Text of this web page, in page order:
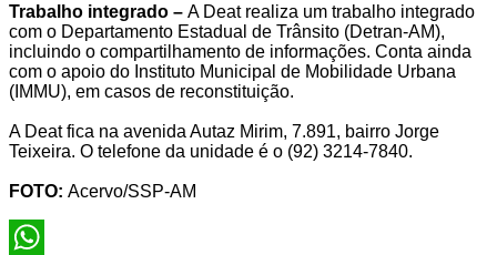
Trabalho integrado – A Deat realiza um trabalho integrado
com o Departamento Estadual de Trânsito (Detran-AM),
incluindo o compartilhamento de informações. Conta ainda
com o apoio do Instituto Municipal de Mobilidade Urbana
(IMMU), em casos de reconstituição.
A Deat fica na avenida Autaz Mirim, 7.891, bairro Jorge
Teixeira. O telefone da unidade é o (92) 3214-7840.
FOTO: Acervo/SSP-AM